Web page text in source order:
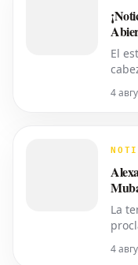
El
4
La
4